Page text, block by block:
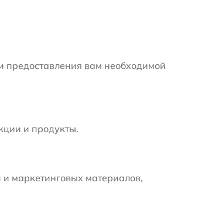
вам необходимой
и продукты.
маркетинговых материалов,